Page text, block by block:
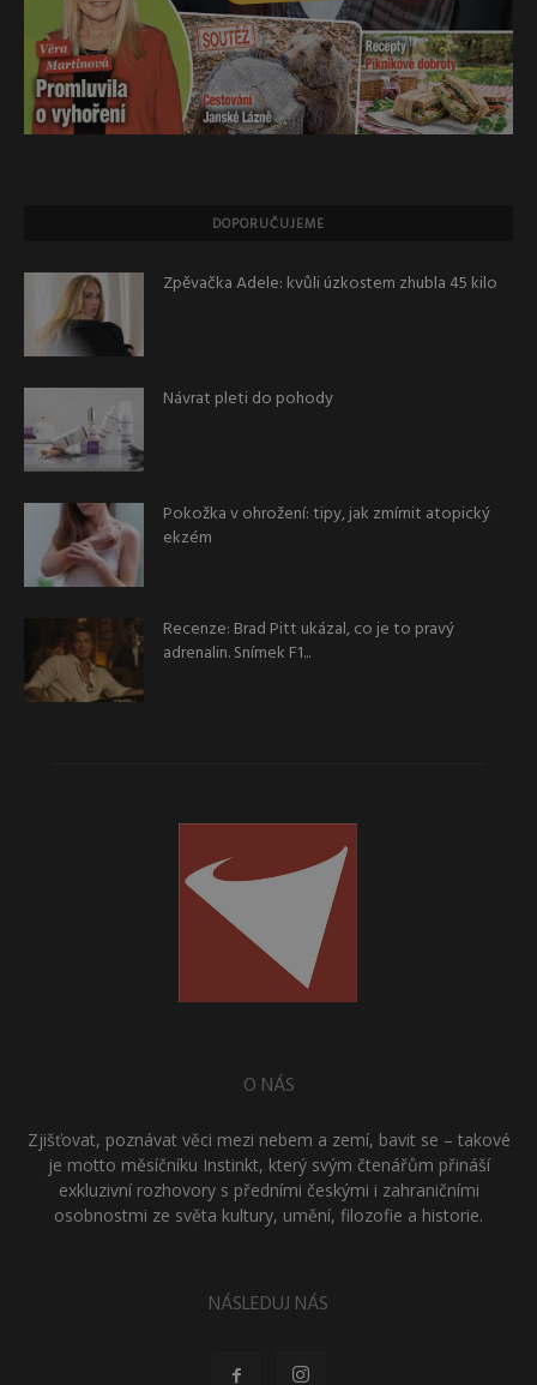
DOPORUČUJEME
Zpěvačka Adele: kvůli úzkostem zhubla 45 kilo
Návrat pleti do pohody
Pokožka v ohrožení: tipy, jak zmírnit atopický
ekzém
Recenze: Brad Pitt ukázal, co je to pravý
adrenalin. Snímek F1...
O NÁS
Zjišťovat, poznávat věci mezi nebem a zemí, bavit se – takové
je motto měsíčníku Instinkt, který svým čtenářům přináší
exkluzivní rozhovory s předními českými i zahraničními
osobnostmi ze světa kultury, umění, filozofie a historie.
NÁSLEDUJ NÁS